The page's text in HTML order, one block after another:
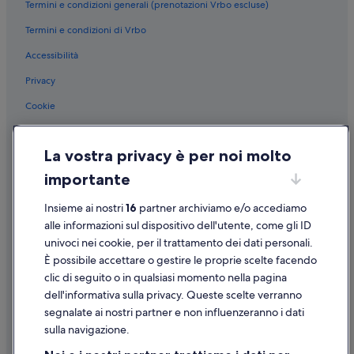
Castel San Vincenzo: hotel a 4 stelle
Roccasicura: hotel
Stazione di San Pietro Avellana-Capracotta: hotel nelle vicinanze
Rionero Sannitico: hotel
Castello Pandone: hotel nelle vicinanze
Cerro al Volturno: hotel
Abbazia di San Vincenzo al Volturno: hotel nelle vicinanze
Riserva di Montedimezzo: hotel nelle vicinanze
Forlì del Sannio: hotel
Castel San Vincenzo: hotel
Pizzone: hotel
Valloni: hotel Independent
Termini e condizioni generali (prenotazioni Vrbo escluse)
Termini e condizioni di Vrbo
Accessibilità
Privacy
Cookie
Informazioni legali/Contatti
Linee guida sui contenuti e segnalazione dei contenuti
Supporto
Assistenza clienti
Contattaci
Come cancellare un volo
Come modificare la prenotazione di un hotel o una casa vacanze
Tempistiche per i rimborsi
La vostra privacy è per noi molto
importante
Insieme ai nostri16 partner archiviamo e/o accediamo
alle informazioni sul dispositivo dell'utente, come gli ID
univoci nei cookie, per il trattamento dei dati personali.
È possibile accettare o gestire le proprie scelte facendo
clic di seguito o in qualsiasi momento nella pagina
dell'informativa sulla privacy. Queste scelte verranno
segnalate ai nostri partner e non influenzeranno i dati
sulla navigazione.